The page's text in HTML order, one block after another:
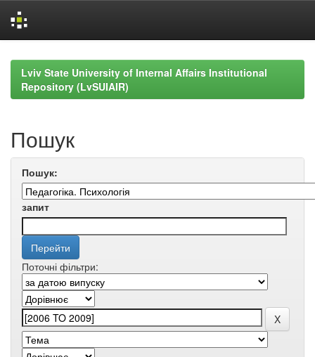
navigationLviv State University of Internal Affairs Institutional
Repository (LvSUIAIR)
Пошук
Пошук:
запит
Поточні фільтри: